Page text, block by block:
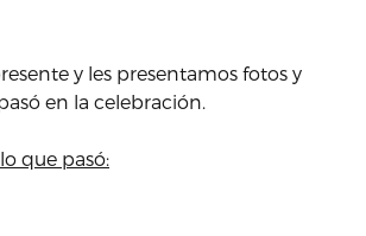
y les presentamos fotos y
en la celebración.
que pasó: